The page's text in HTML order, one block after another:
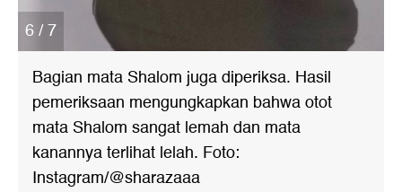
6 / 7
Bagian mata Shalom juga diperiksa. Hasil
pemeriksaan mengungkapkan bahwa otot
mata Shalom sangat lemah dan mata
kanannya terlihat lelah. Foto:
Instagram/@sharazaaa